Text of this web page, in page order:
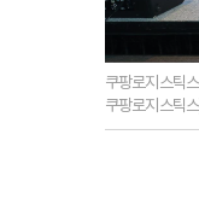
쿠팡로지스틱
쿠팡로지스틱